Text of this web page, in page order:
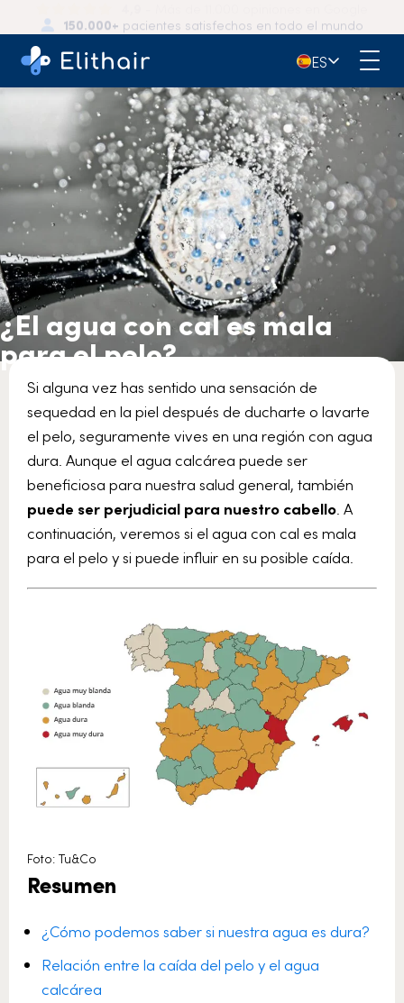
150.000+ pacientes satisfechos en todo el mundo
🇪🇸ES
¿El agua con cal es mala
para el pelo?
Si alguna vez has sentido una sensación de
sequedad en la piel después de ducharte o lavarte
el pelo, seguramente vives en una región con agua
dura. Aunque el agua calcárea puede ser
beneficiosa para nuestra salud general, también
puede ser perjudicial para nuestro cabello. A
continuación, veremos si el agua con cal es mala
para el pelo y si puede influir en su posible caída.
Foto: Tu&Co
Resumen
¿Cómo podemos saber si nuestra agua es dura?
Relación entre la caída del pelo y el agua
calcárea